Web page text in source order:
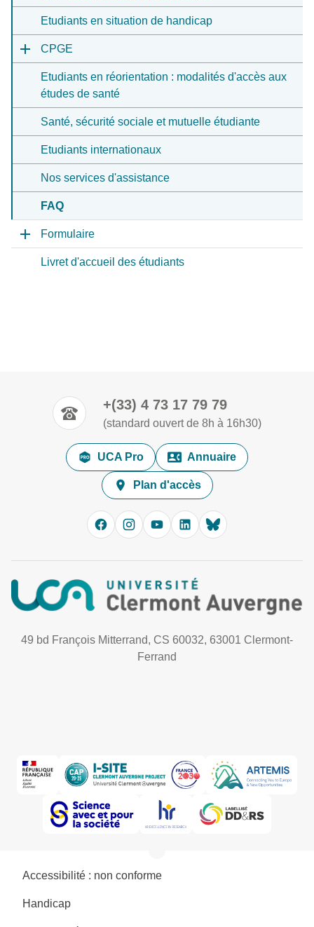
Etudiants en situation de handicap
CPGE
Etudiants en réorientation : modalités d'accès aux
études de santé
Santé, sécurité sociale et mutuelle étudiante
Etudiants internationaux
Nos services d'assistance
FAQ
Formulaire
Livret d'accueil des étudiants
+(33) 4 73 17 79 79
(standard ouvert de 8h à 16h30)
UCA Pro Annuaire
Plan d'accès
49 bd François Mitterrand, CS 60032, 63001 Clermont-
Ferrand
Accessibilité : non conforme
Handicap